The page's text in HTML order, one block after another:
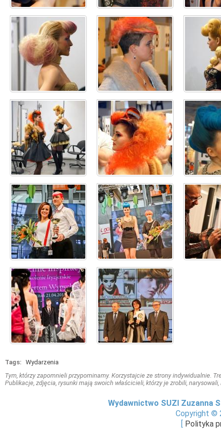
Tags: Wydarzenia
Tym, którzy zapomnieli przypominamy. Korzystajcie ze strony indywidualnie.
Publikacje, zdjęcia, rysunki mają swoich właścicieli, którzy je zrobili,
Wydawnictwo SUZI Zuzanna
Copyright ©
[ Polityka